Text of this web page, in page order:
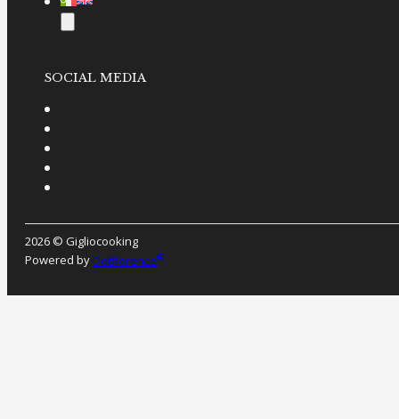
SOCIAL MEDIA
2026 © Gigliocooking
Powered byDotflorence®